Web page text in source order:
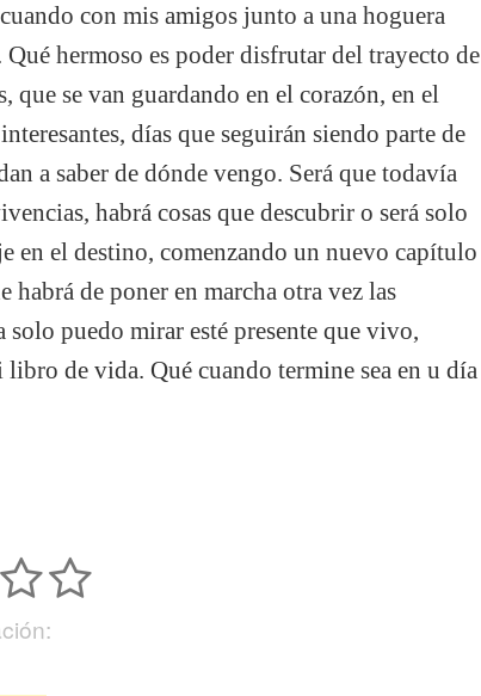
con mis amigos junto a una hoguera
hermoso es poder disfrutar del trayecto de
que se van guardando en el corazón, en el
días que seguirán siendo parte de
a saber de dónde vengo. Será que todavía
habrá cosas que descubrir o será solo
en el destino, comenzando un nuevo capítulo
habrá de poner en marcha otra vez las
puedo mirar esté presente que vivo,
de vida. Qué cuando termine sea en u día